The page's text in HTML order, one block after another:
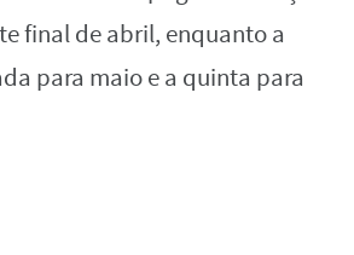
final de abril, enquanto a
para maio e a quinta para